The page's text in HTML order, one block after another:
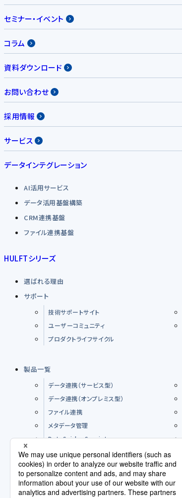
セミナー・イベント
コラム
資料ダウンロード
お問い合わせ
採用情報
サービス
データインテグレーション
AI活用サービス
データ活用基盤構築
CRM連携基盤
ファイル連携基盤
HULFTシリーズ
選ばれる理由
サポート
技術サポートサイト
ユーザーコミュニティ
プロダクトライフサイクル
製品一覧
データ連携（サービス型）
データ連携（オンプレミス型）
ファイル連携
メタデータ管理
DataSpider Servista
その他製品
オープンソースソフトウエア（OSS）
購入前のFAQ